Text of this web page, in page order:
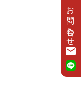
お問い合わせ